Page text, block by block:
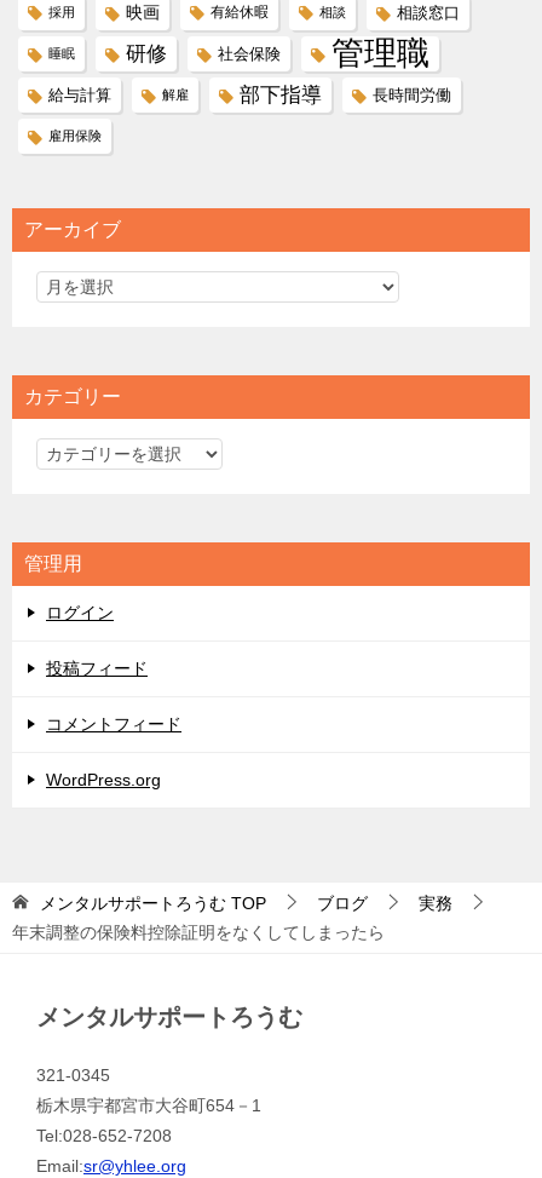
採用 映画 有給休暇 相談 相談窓口
睡眠 研修 社会保険 管理職
給与計算 解雇 部下指導 長時間労働
雇用保険
アーカイブ
カテゴリー
カ
リ
ー
管理用
ログイン
投稿フィード
コメントフィード
WordPress.org
メンタルサポートろうむ TOP ブログ
実務
年末調整の保険料控除証明をなくしてしまったら
メンタルサポートろうむ
321-0345
栃木県宇都宮市大谷町654－1
Tel:028-652-7208
Email:sr@yhlee.org